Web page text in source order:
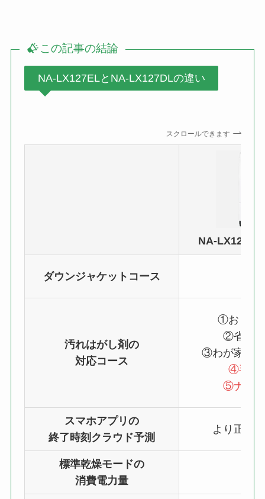
この記事の結論
NA-LX127ELとNA-LX127DLの違い
スクロールできます
NA-
ダウンジャケットコース
汚れはがし剤の
対応コース
①おまか
②省エ
③わが家流
④毛布
⑤ナイ
スマホアプリの
終了時刻クラウド予測
より正確
標準乾燥モードの
消費電力量